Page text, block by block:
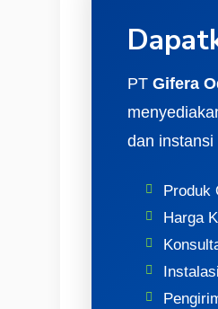
PT Gifera
dan
Produk
Harga